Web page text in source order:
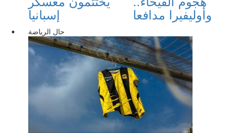
إسبانيا وأوليفيرا مدافعا
حال الرياضة